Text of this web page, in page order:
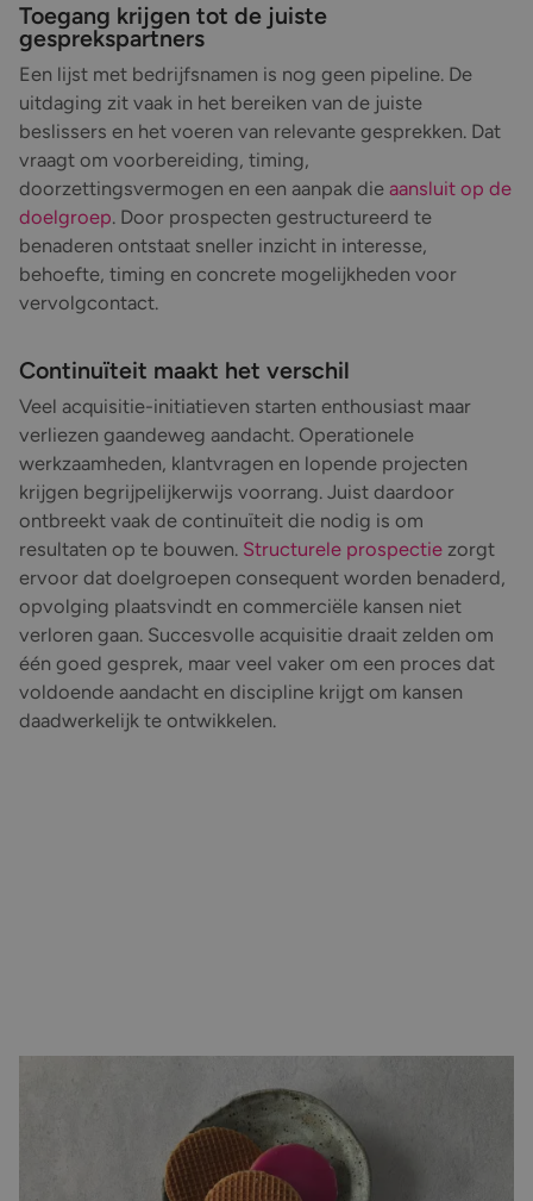
Toegang krijgen tot de juiste
gesprekspartners
Een lijst met bedrijfsnamen is nog geen pipeline. De
uitdaging zit vaak in het bereiken van de juiste
beslissers en het voeren van relevante gesprekken. Dat
vraagt om voorbereiding, timing,
doorzettingsvermogen en een aanpak die aansluit op de
doelgroep. Door prospecten gestructureerd te
benaderen ontstaat sneller inzicht in interesse,
behoefte, timing en concrete mogelijkheden voor
vervolgcontact.
Continuïteit maakt het verschil
Veel acquisitie-initiatieven starten enthousiast maar
verliezen gaandeweg aandacht. Operationele
werkzaamheden, klantvragen en lopende projecten
krijgen begrijpelijkerwijs voorrang. Juist daardoor
ontbreekt vaak de continuïteit die nodig is om
resultaten op te bouwen. Structurele prospectie zorgt
ervoor dat doelgroepen consequent worden benaderd,
opvolging plaatsvindt en commerciële kansen niet
verloren gaan. Succesvolle acquisitie draait zelden om
één goed gesprek, maar veel vaker om een proces dat
voldoende aandacht en discipline krijgt om kansen
daadwerkelijk te ontwikkelen.
Laten we in gesprek gaan!
Wil je nieuwe prospects bereiken zonder dat acquisitie
afhankelijk wordt van beschikbare tijd of interne
capaciteit? We bespreken graag welke aanpak past bij